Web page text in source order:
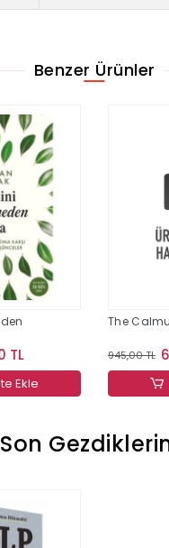
Benzer Ürünler
TL
Ekle
The
945,00 TL
Son